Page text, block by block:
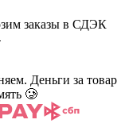
заказы в СДЭК
Деньги за товар
🥲